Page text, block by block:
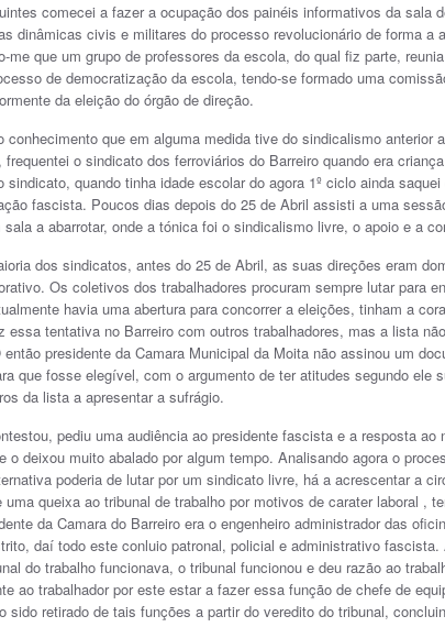
comecei a fazer a ocupação dos painéis informativos da sala
dinâmicas civis e militares do processo revolucionário de forma a
me que um grupo de professores da escola, do qual fiz parte,
de democratização da escola, tendo-se formado uma
da eleição do órgão de direção.
conhecimento que em alguma medida tive do sindicalismo anterior
frequentei o sindicato dos ferroviários do Barreiro quando era
sindicato, quando tinha idade escolar do agora 1º ciclo ainda
fascista. Poucos dias depois do 25 de Abril assisti a uma
sala a abarrotar, onde a tónica foi o sindicalismo livre, o apoio e a
dos sindicatos, antes do 25 de Abril, as suas direções eram
Os coletivos dos trabalhadores procuram sempre lutar para
havia uma abertura para concorrer a eleições, tinham a
essa tentativa no Barreiro com outros trabalhadores, mas a lista
presidente da Camara Municipal da Moita não assinou um
que fosse elegível, com o argumento de ter atitudes segundo ele
da lista a apresentar a sufrágio.
pediu uma audiência ao presidente fascista e a resposta
o deixou muito abalado por algum tempo. Analisando agora o
poderia de lutar por um sindicato livre, há a acrescentar a
uma queixa ao tribunal de trabalho por motivos de carater laboral ,
da Camara do Barreiro era o engenheiro administrador das
daí todo este conluio patronal, policial e administrativo
do trabalho funcionava, o tribunal funcionou e deu razão ao
ao trabalhador por este estar a fazer essa função de chefe de
sido retirado de tais funções a partir do veredito do tribunal,